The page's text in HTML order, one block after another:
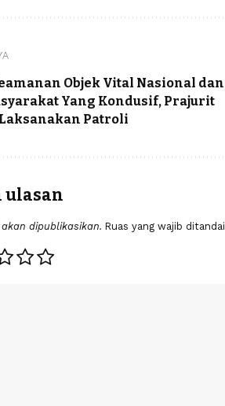
Objek Vital Nasional dan
Yang Kondusif, Prajurit
Patroli
dipublikasikan. Ruas yang wajib ditandai